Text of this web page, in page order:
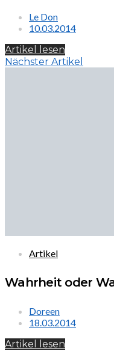
Le Don
10.03.2014
Artikel lesen
Nächster Artikel
Artikel
Wahrheit oder
Doreen
18.03.2014
Artikel lesen